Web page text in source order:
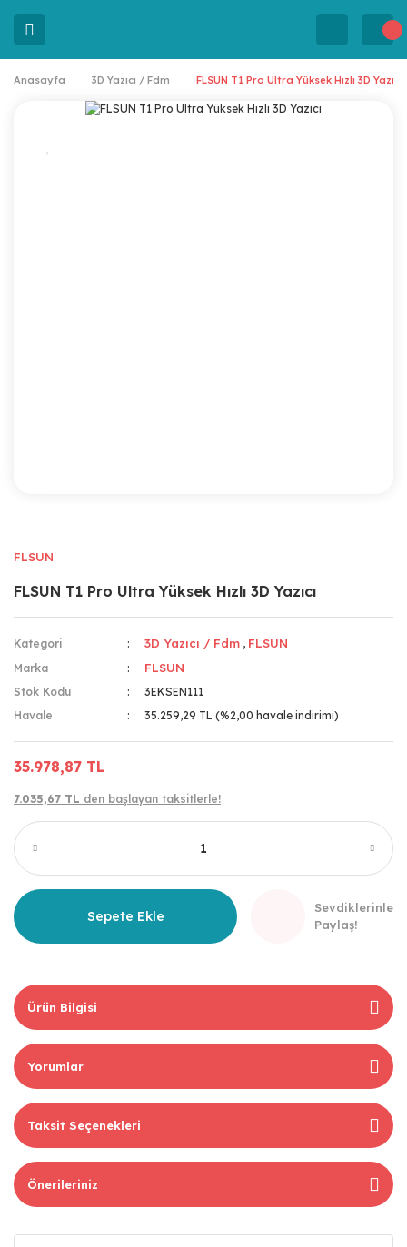
Anasayfa 3D Yazıcı / Fdm FLSUN T1 Pro Ultra Yüksek Hızlı 3D Yazıcı
FLSUN
FLSUN T1 Pro Ultra Yüksek Hızlı 3D Yazıcı
Kategori 3D Yazıcı / Fdm , FLSUN
Marka FLSUN
Stok Kodu
3EKSEN111
Havale
35.259,29 TL (%2,00 havale indirimi)
35.978,87 TL
7.035,67 TL den başlayan taksitlerle!
Sepete Ekle
Sevdiklerinle
Paylaş!
Ürün Bilgisi
Yorumlar
Taksit Seçenekleri
Önerileriniz